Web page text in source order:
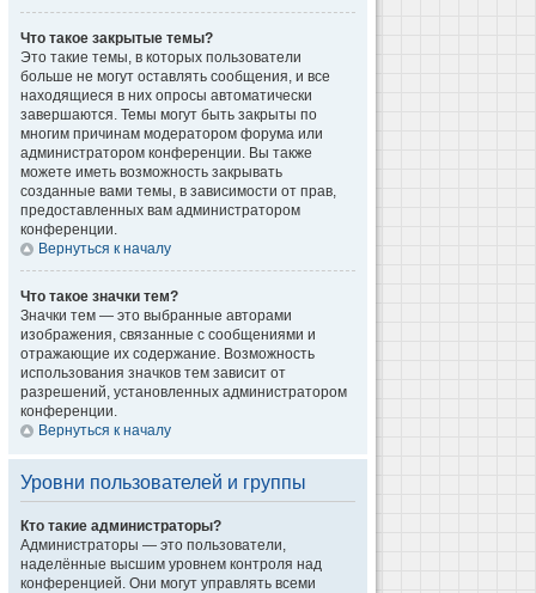
Что такое закрытые темы?
Это такие темы, в которых пользователи
больше не могут оставлять сообщения, и все
находящиеся в них опросы автоматически
завершаются. Темы могут быть закрыты по
многим причинам модератором форума или
администратором конференции. Вы также
можете иметь возможность закрывать
созданные вами темы, в зависимости от прав,
предоставленных вам администратором
конференции.
Вернуться к началу
Что такое значки тем?
Значки тем — это выбранные авторами
изображения, связанные с сообщениями и
отражающие их содержание. Возможность
использования значков тем зависит от
разрешений, установленных администратором
конференции.
Вернуться к началу
Уровни пользователей и группы
Кто такие администраторы?
Администраторы — это пользователи,
наделённые высшим уровнем контроля над
конференцией. Они могут управлять всеми